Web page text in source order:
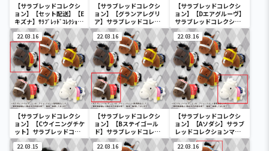
【サラブレッドコレクシ
ョン】【セット配送】【E
キズナ】ｻﾗﾌﾞﾚｯﾄﾞｺﾚｸｼｮﾝｿ
ﾌﾋﾞﾏｽｺｯﾄ3
【サラブレッドコレクシ
ョン】【グランアレグリ
ア】サラブレッドコレク
ション ふわふわBIG(グラ
ンアレグリア)
【サラブレッドコレクシ
ョン】【Dエアグルーヴ】
サラブレッドコレクショ
ンマスコットBC3
22.03.16
【サラブレッドコレクシ
ョン】【Cウイニングチケ
ット】サラブレッドコレ
クションマスコットBC3
22.03.16
【サラブレッドコレクシ
ョン】【Bステイゴール
ド】サラブレッドコレク
ションマスコットBC3
22.03.16
【サラブレッドコレクシ
ョン】【Aソダシ】サラブ
レッドコレクションマス
コットBC3
22.03.15 22.03.16 22.03.16